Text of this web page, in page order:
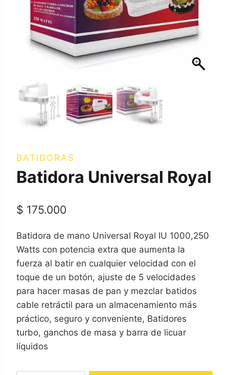
BATIDORAS
Batidora Universal Royal
$ 175.000
Batidora de mano Universal Royal IU 1000,250
Watts con potencia extra que aumenta la
fuerza al batir en cualquier velocidad con el
toque de un botón, ajuste de 5 velocidades
para hacer masas de pan y mezclar batidos
cable retráctil para un almacenamiento más
práctico, seguro y conveniente, Batidores
turbo, ganchos de masa y barra de licuar
líquidos